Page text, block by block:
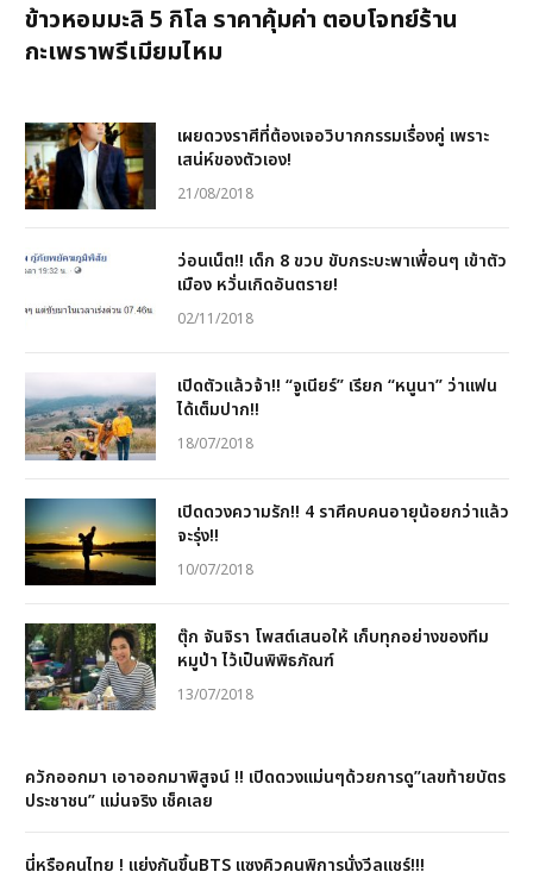
ข้าวหอมมะลิ 5 กิโล ราคาคุ้มค่า ตอบโจทย์ร้าน
กะเพราพรีเมียมไหม
เผยดวงราศีที่ต้องเจอวิบากกรรมเรื่องคู่ เพราะ
เสน่ห์ของตัวเอง!
21/08/2018
ว่อนเน็ต!! เด็ก 8 ขวบ ขับกระบะพาเพื่อนๆ เข้าตัว
เมือง หวั่นเกิดอันตราย!
02/11/2018
เปิดตัวแล้วจ้า!! “จูเนียร์” เรียก “หนูนา” ว่าแฟน
ได้เต็มปาก!!
18/07/2018
เปิดดวงความรัก!! 4 ราศีคบคนอายุน้อยกว่าแล้ว
จะรุ่ง!!
10/07/2018
ตุ๊ก จันจิรา โพสต์เสนอให้ เก็บทุกอย่างของทีม
หมูป่า ไว้เป็นพิพิธภัณฑ์
13/07/2018
ควักออกมา เอาออกมาพิสูจน์ !! เปิดดวงแม่นๆด้วยการดู”เลขท้ายบัตร
ประชาชน” แม่นจริง เช็คเลย
นี่หรือคนไทย ! แย่งกันขึ้นBTS แซงคิวคนพิการนั่งวีลแชร์!!!